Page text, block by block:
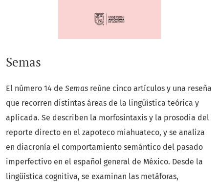
Semas
El número 14 de Semas reúne cinco artículos y una reseña
que recorren distintas áreas de la lingüística teórica y
aplicada. Se describen la morfosintaxis y la prosodia del
reporte directo en el zapoteco miahuateco, y se analiza
en diacronía el comportamiento semántico del pasado
imperfectivo en el español general de México. Desde la
lingüística cognitiva, se examinan las metáforas,